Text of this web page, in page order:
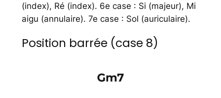
(index), Ré (index). 6e case : Si (majeur), Mi
aigu (annulaire). 7e case : Sol (auriculaire).
Position barrée (case 8)